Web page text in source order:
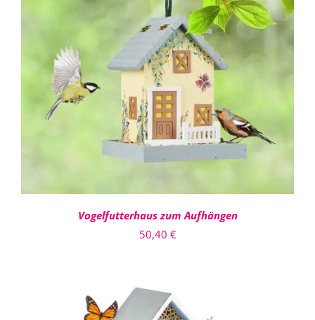
DETAILS
Vogelfutterhaus zum Aufhängen
50,40 €